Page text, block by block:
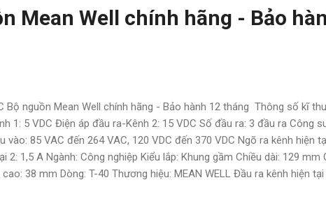
Mean Well chính hãng - Bảo
Bộ nguồn Mean Well chính hãng - Bảo hành 12 tháng Thông số kĩ
1: 5 VDC Điện áp đầu ra-Kênh 2: 15 VDC Số đầu ra: 3 đầu ra Công
vào: 85 VAC đến 264 VAC, 120 VDC đến 370 VDC Ngõ ra kênh hiện
2: 1,5 A Ngành: Công nghiệp Kiểu lắp: Khung gầm Chiều dài: 129 mm
cao: 38 mm Dòng: T-40 Thương hiệu: MEAN WELL Đầu ra kênh hiện tại